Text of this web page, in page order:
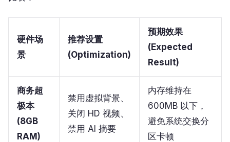
硬件场
景
推荐设置
(Optimization)
预期效果
(Expected
Result)
商务超
极本
(8GB
RAM)
禁用虚拟背景、
关闭 HD 视频、
禁用 AI 摘要
内存维持在
600MB 以下，
避免系统交换分
区卡顿